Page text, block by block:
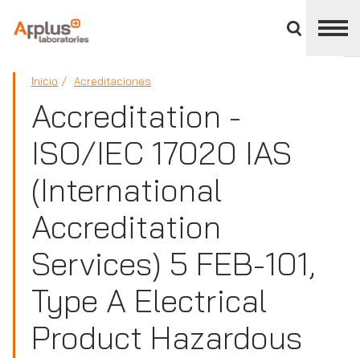
panel
APPLUS+
Inicio Acreditaciones
Accreditation -
ISO/IEC 17020 IAS
(International
Accreditation
Services) 5 FEB-101,
Type A Electrical
Product Hazardous